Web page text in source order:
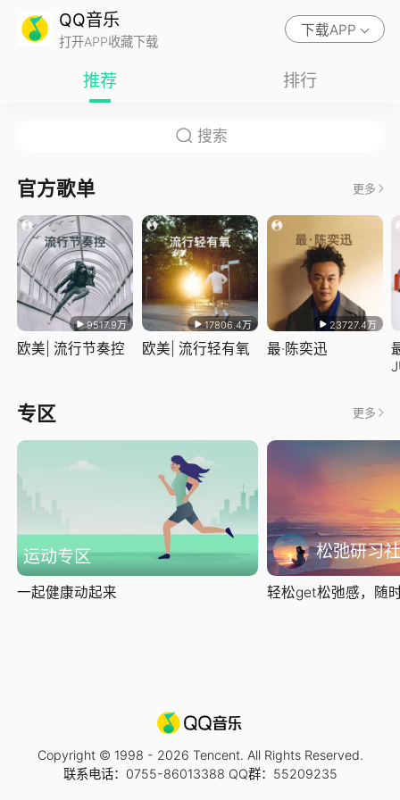
QQ音乐
打开APP收藏下载
下载APP
推荐 排行
官方歌单 更多
9517.9万
欧美| 流行节奏控
17806.4万
欧美| 流行轻有氧
23727.4万
最·陈奕迅
专区 更多
运动专区
一起健康动起来
松弛研习社
轻松get松弛感，随
Copyright © 1998 - 2026 Tencent. All Rights Reserved.
联系电话：0755-86013388 QQ群：55209235